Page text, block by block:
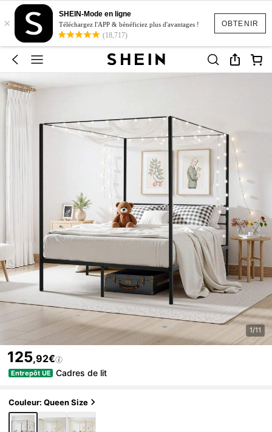
OBTENIR
×
SHEIN-Mode en ligne
Téléchargez l'APP & bénéficiez plus d'avantages !
(18,717)
1/11
125,92€
Entrepôt UE Cadres de lit
Couleur: Queen Size